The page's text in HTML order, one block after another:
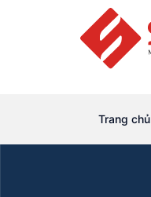
Trang chủ